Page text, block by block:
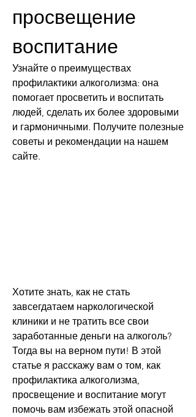
просвещение
воспитание
Узнайте о преимуществах
профилактики алкоголизма: она
помогает просветить и воспитать
людей, сделать их более здоровыми
и гармоничными. Получите полезные
советы и рекомендации на нашем
сайте.
Хотите знать, как не стать
завсегдатаем наркологической
клиники и не тратить все свои
заработанные деньги на алкоголь?
Тогда вы на верном пути! В этой
статье я расскажу вам о том, как
профилактика алкоголизма,
просвещение и воспитание могут
помочь вам избежать этой опасной